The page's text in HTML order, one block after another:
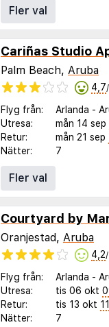
Fler val
Cariñas Studio
Palm Beach, Aruba
4,7
Flyg från: Arlanda -
Utresa:
mån 14 sep
Retur:
mån 21 sep
Nätter:
7
Fler val
Courtyard by
Oranjestad, Aruba
4,2
Flyg från: Arlanda -
Utresa:
tis 06 okt
Retur:
tis 13 okt
Nätter:
7